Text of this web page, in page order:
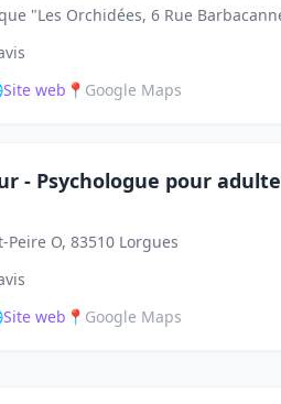
"Les Orchidées, 6 Rue
Site web 📍 Google Maps
- Psychologue pour
Peire O, 83510 Lorgues
Site web 📍 Google Maps